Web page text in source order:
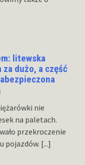
litewska
za dużo, a część
nie
na paletach.
przekroczenie
pojazdów. [...]